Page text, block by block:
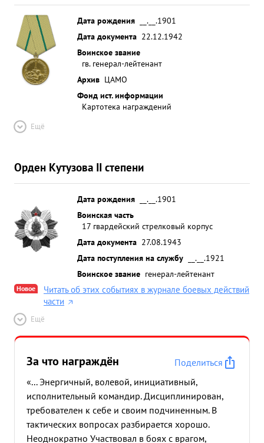
Дата рождения
__.__.1901
Дата документа 22.12.1942
Воинское звание
гв. генерал-лейтенант
Архив ЦАМО
Фонд ист. информации
Картотека награждений
Ещё
Орден Кутузова II степени
Дата рождения
__.__.1901
Воинская часть
17 гвардейский стрелковый корпус
Дата документа 27.08.1943
Дата поступления на службу
__.__.1921
Воинское звание генерал-лейтенант
Новое
Читать об этих событиях в журнале боевых действий
части
Ещё
За что награждён
Поделиться
«... Энергичный, волевой, инициативный,
исполнительный командир. Дисциплинирован,
требователен к себе и своим подчиненным. В
тактических вопросах разбирается хорошо.
Неоднократно Участвовал в боях с врагом,